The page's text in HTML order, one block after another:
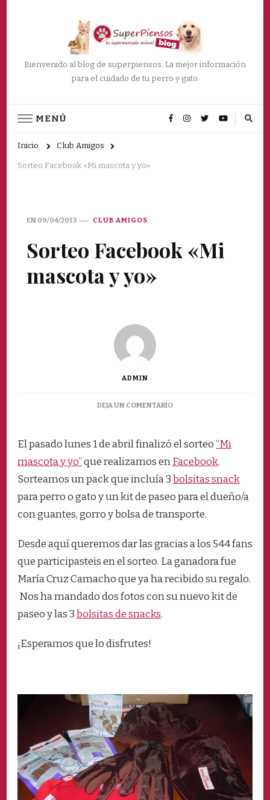
Bienvenido al blog de superpiensos. La mejor información
para el cuidado de tu perro y gato.
MENÚ
Inicio Club Amigos
Sorteo Facebook «Mi mascota y yo»
EN 09/04/2013 CLUB AMIGOS
Sorteo Facebook «Mi
mascota y yo»
ADMIN
DEJA UN COMENTARIOEN
«MI
Y
YO»
El pasado lunes 1 de abril finalizó el sorteo“Mi
mascota y yo”que realizamos enFacebook.
Sorteamos un pack que incluía 3bolsitas snack
para perro o gato y un kit de paseo para el dueño/a
con guantes, gorro y bolsa de transporte.
Desde aquí queremos dar las gracias a los 544 fans
que participasteis en el sorteo. La ganadora fue
María Cruz Camacho que ya ha recibido su regalo.
Nos ha mandado dos fotos con su nuevo kit de
paseo y las 3bolsitas de snacks.
¡Esperamos que lo disfrutes!